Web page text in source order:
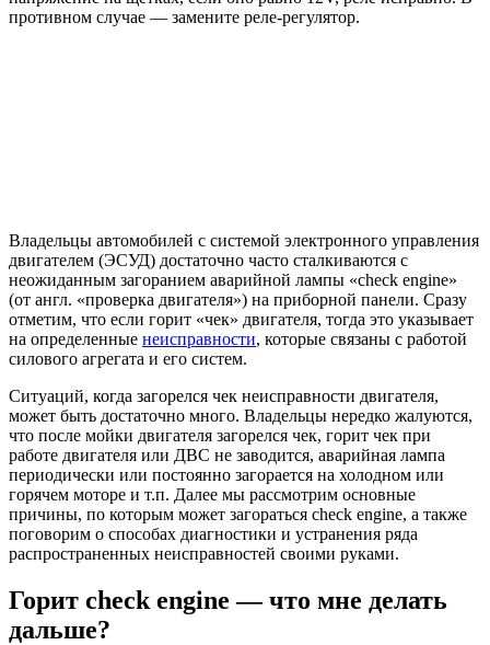
противном случае — замените реле-регулятор.
Владельцы автомобилей с системой электронного управления
двигателем (ЭСУД) достаточно часто сталкиваются с
неожиданным загоранием аварийной лампы «check engine»
(от англ. «проверка двигателя») на приборной панели. Сразу
отметим, что если горит «чек» двигателя, тогда это указывает
на определенные неисправности, которые связаны с работой
силового агрегата и его систем.
Ситуаций, когда загорелся чек неисправности двигателя,
может быть достаточно много. Владельцы нередко жалуются,
что после мойки двигателя загорелся чек, горит чек при
работе двигателя или ДВС не заводится, аварийная лампа
периодически или постоянно загорается на холодном или
горячем моторе и т.п. Далее мы рассмотрим основные
причины, по которым может загораться check engine, а также
поговорим о способах диагностики и устранения ряда
распространенных неисправностей своими руками.
Горит check engine — что мне делать
дальше?